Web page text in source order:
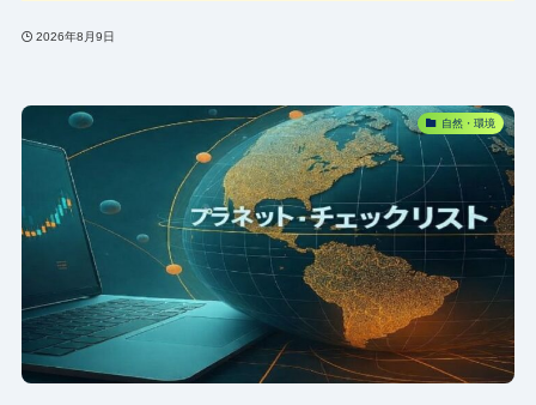
2026年8月9日
自然・環境